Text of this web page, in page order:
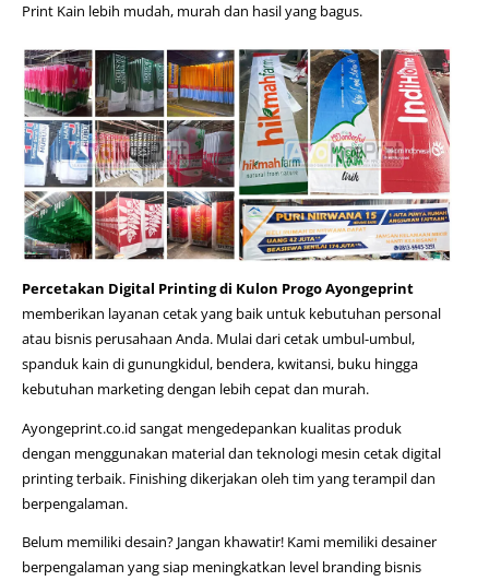
Print Kain lebih mudah, murah dan hasil yang bagus.
Percetakan Digital Printing di Kulon Progo Ayongeprint
memberikan layanan cetak yang baik untuk kebutuhan personal
atau bisnis perusahaan Anda. Mulai dari cetak umbul-umbul,
spanduk kain di gunungkidul, bendera, kwitansi, buku hingga
kebutuhan marketing dengan lebih cepat dan murah.
Ayongeprint.co.id sangat mengedepankan kualitas produk
dengan menggunakan material dan teknologi mesin cetak digital
printing terbaik. Finishing dikerjakan oleh tim yang terampil dan
berpengalaman.
Belum memiliki desain? Jangan khawatir! Kami memiliki desainer
berpengalaman yang siap meningkatkan level branding bisnis